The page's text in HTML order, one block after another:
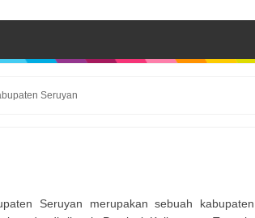
Seruyan
Seruyan merupakan sebuah kabupaten